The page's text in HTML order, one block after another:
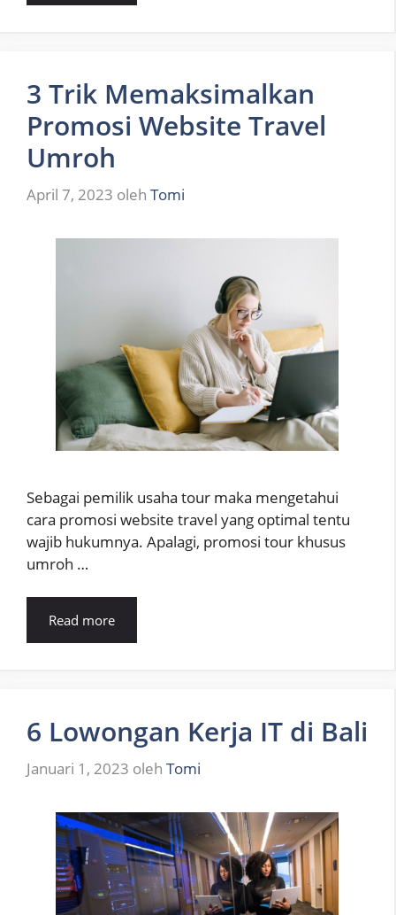
3 Trik Memaksimalkan
Promosi Website Travel
Umroh
April 7, 2023 oleh Tomi
Sebagai pemilik usaha tour maka mengetahui
cara promosi website travel yang optimal tentu
wajib hukumnya. Apalagi, promosi tour khusus
umroh …
Read more
6 Lowongan Kerja IT di Bali
Januari 1, 2023 oleh Tomi